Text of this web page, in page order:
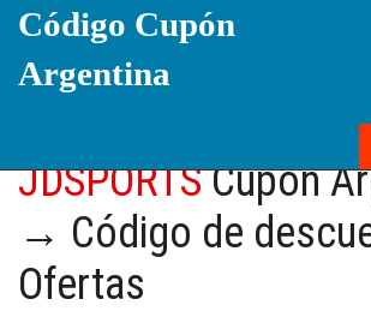
Código Cupón
Argentina
JDSPORTSCupón
→ Código de
Ofertas